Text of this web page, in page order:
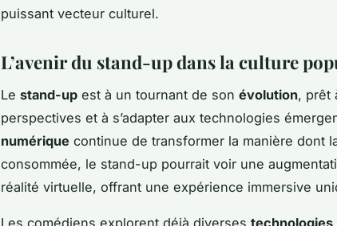
puissant vecteur culturel.
L’avenir du stand-up dans la culture
Le stand-up est à un tournant de son évolution, prêt
perspectives et à s’adapter aux technologies
numérique continue de transformer la manière dont
consommée, le stand-up pourrait voir une
réalité virtuelle, offrant une expérience immersive